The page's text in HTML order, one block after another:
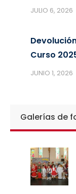
JULIO 6, 2026
Curso
JUNIO 1, 2026
Galerías de